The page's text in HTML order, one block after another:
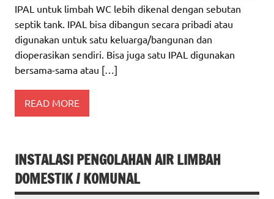
IPAL untuk limbah WC lebih dikenal dengan sebutan
septik tank. IPAL bisa dibangun secara pribadi atau
digunakan untuk satu keluarga/bangunan dan
dioperasikan sendiri. Bisa juga satu IPAL digunakan
bersama-sama atau […]
READ MORE
INSTALASI PENGOLAHAN AIR LIMBAH
DOMESTIK / KOMUNAL